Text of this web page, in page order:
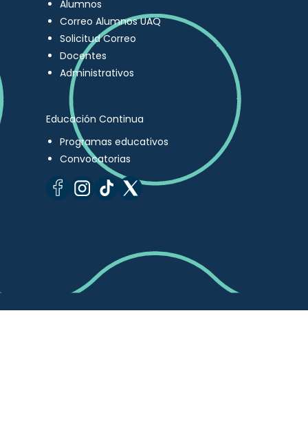
Alumnos
Correo Alumnos UAQ
Solicitud Correo
Docentes
Administrativos
Educación Continua
Programas educativos
Convocatorias